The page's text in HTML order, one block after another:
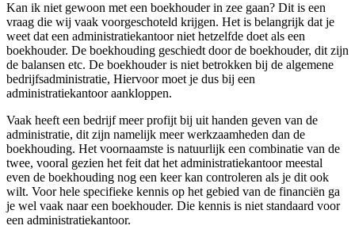
Kan ik niet gewoon met een boekhouder in zee gaan? Dit is een
vraag die wij vaak voorgeschoteld krijgen. Het is belangrijk dat je
weet dat een administratiekantoor niet hetzelfde doet als een
boekhouder. De boekhouding geschiedt door de boekhouder, dit zijn
de balansen etc. De boekhouder is niet betrokken bij de algemene
bedrijfsadministratie, Hiervoor moet je dus bij een
administratiekantoor aankloppen.
Vaak heeft een bedrijf meer profijt bij uit handen geven van de
administratie, dit zijn namelijk meer werkzaamheden dan de
boekhouding. Het voornaamste is natuurlijk een combinatie van de
twee, vooral gezien het feit dat het administratiekantoor meestal
even de boekhouding nog een keer kan controleren als je dit ook
wilt. Voor hele specifieke kennis op het gebied van de financiën ga
je wel vaak naar een boekhouder. Die kennis is niet standaard voor
een administratiekantoor.